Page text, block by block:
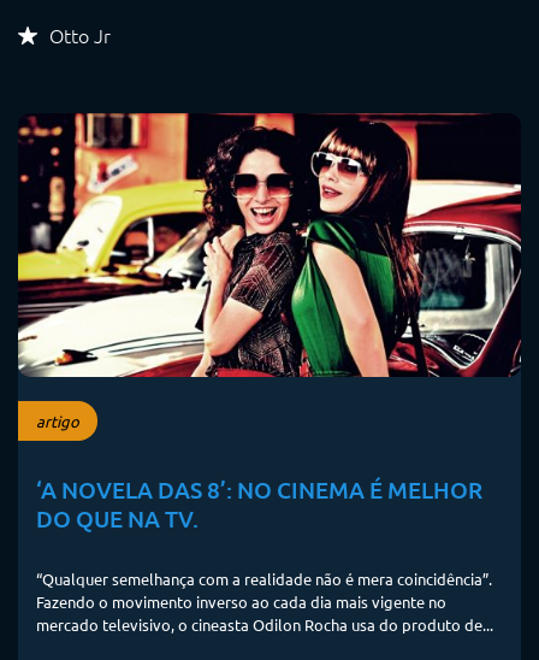
Otto Jr
artigo
‘A NOVELA DAS 8’: NO CINEMA É MELHOR
DO QUE NA TV.
“Qualquer semelhança com a realidade não é mera coincidência”.
Fazendo o movimento inverso ao cada dia mais vigente no
mercado televisivo, o cineasta Odilon Rocha usa do produto de...